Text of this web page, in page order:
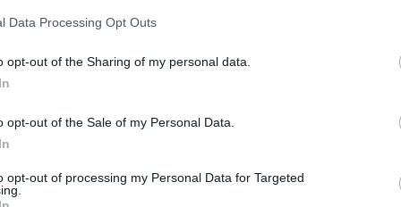
Data Processing Opt Outs
opt-out of the Sharing of my personal data.
opt-out of the Sale of my Personal Data.
opt-out of processing my Personal Data for Targeted